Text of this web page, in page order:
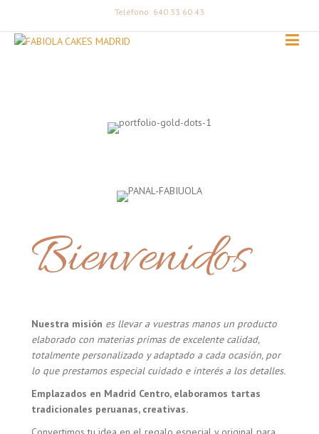
Teléfono: 640 33 60 43
Bienvenidos
Nuestra misión es llevar a vuestras manos un producto
elaborado con materias primas de excelente calidad,
totalmente personalizado y adaptado a cada ocasión, por
lo que prestamos especial cuidado e interés a los detalles.
Emplazados en Madrid Centro, elaboramos tartas
tradicionales peruanas, creativas.